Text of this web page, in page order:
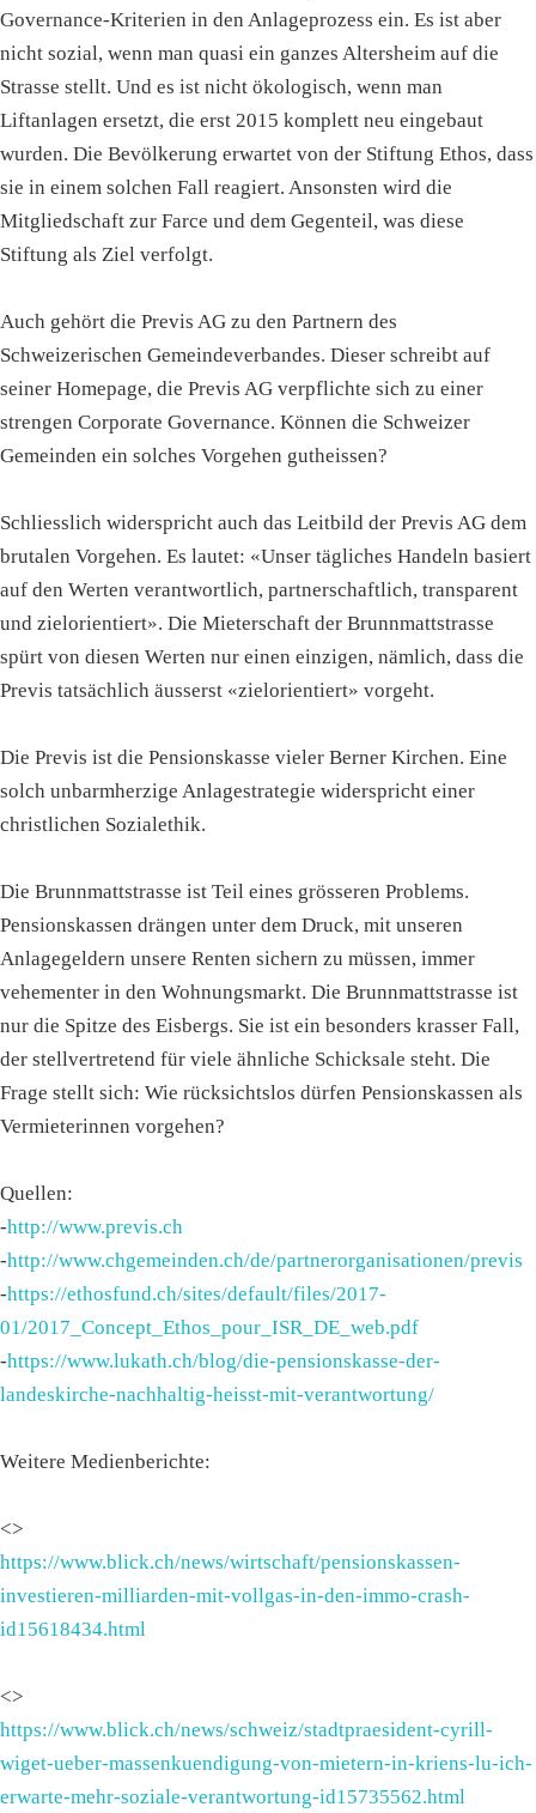
Governance-Kriterien in den Anlageprozess ein. Es ist aber
nicht sozial, wenn man quasi ein ganzes Altersheim auf die
Strasse stellt. Und es ist nicht ökologisch, wenn man
Liftanlagen ersetzt, die erst 2015 komplett neu eingebaut
wurden. Die Bevölkerung erwartet von der Stiftung Ethos, dass
sie in einem solchen Fall reagiert. Ansonsten wird die
Mitgliedschaft zur Farce und dem Gegenteil, was diese
Stiftung als Ziel verfolgt.
Auch gehört die Previs AG zu den Partnern des
Schweizerischen Gemeindeverbandes. Dieser schreibt auf
seiner Homepage, die Previs AG verpflichte sich zu einer
strengen Corporate Governance. Können die Schweizer
Gemeinden ein solches Vorgehen gutheissen?
Schliesslich widerspricht auch das Leitbild der Previs AG dem
brutalen Vorgehen. Es lautet: «Unser tägliches Handeln basiert
auf den Werten verantwortlich, partnerschaftlich, transparent
und zielorientiert». Die Mieterschaft der Brunnmattstrasse
spürt von diesen Werten nur einen einzigen, nämlich, dass die
Previs tatsächlich äusserst «zielorientiert» vorgeht.
Die Previs ist die Pensionskasse vieler Berner Kirchen. Eine
solch unbarmherzige Anlagestrategie widerspricht einer
christlichen Sozialethik.
Die Brunnmattstrasse ist Teil eines grösseren Problems.
Pensionskassen drängen unter dem Druck, mit unseren
Anlagegeldern unsere Renten sichern zu müssen, immer
vehementer in den Wohnungsmarkt. Die Brunnmattstrasse ist
nur die Spitze des Eisbergs. Sie ist ein besonders krasser Fall,
der stellvertretend für viele ähnliche Schicksale steht. Die
Frage stellt sich: Wie rücksichtslos dürfen Pensionskassen als
Vermieterinnen vorgehen?
Quellen:
-http://www.previs.ch
-http://www.chgemeinden.ch/de/partnerorganisationen/previs
-https://ethosfund.ch/sites/default/files/2017-
01/2017_Concept_Ethos_pour_ISR_DE_web.pdf
-https://www.lukath.ch/blog/die-pensionskasse-der-
landeskirche-nachhaltig-heisst-mit-verantwortung/
Weitere Medienberichte:
<>
https://www.blick.ch/news/wirtschaft/pensionskassen-
investieren-milliarden-mit-vollgas-in-den-immo-crash-
id15618434.html
<>
https://www.blick.ch/news/schweiz/stadtpraesident-cyrill-
wiget-ueber-massenkuendigung-von-mietern-in-kriens-lu-ich-
erwarte-mehr-soziale-verantwortung-id15735562.html